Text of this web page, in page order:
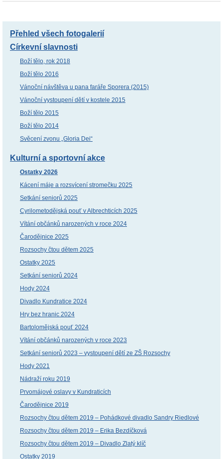
Přehled všech fotogalerií
Církevní slavnosti
Boží tělo, rok 2018
Boží tělo 2016
Vánoční návštěva u pana faráře Sporera (2015)
Vánoční vystoupení dětí v kostele 2015
Boží tělo 2015
Boží tělo 2014
Svěcení zvonu „Gloria Dei“
Kulturní a sportovní akce
Ostatky 2026
Kácení máje a rozsvícení stromečku 2025
Setkání seniorů 2025
Cyrilometodějská pouť v Albrechticích 2025
Vítání občánků narozených v roce 2024
Čarodějnice 2025
Rozsochy čtou dětem 2025
Ostatky 2025
Setkání seniorů 2024
Hody 2024
Divadlo Kundratice 2024
Hry bez hranic 2024
Bartolomějská pouť 2024
Vítání občánků narozených v roce 2023
Setkání seniorů 2023 – vystoupení dětí ze ZŠ Rozsochy
Hody 2021
Nádraží roku 2019
Prvomájové oslavy v Kundraticích
Čarodějnice 2019
Rozsochy čtou dětem 2019 – Pohádkové divadlo Sandry Riedlové
Rozsochy čtou dětem 2019 – Erika Bezdíčková
Rozsochy čtou dětem 2019 – Divadlo Zlatý klíč
Ostatky 2019